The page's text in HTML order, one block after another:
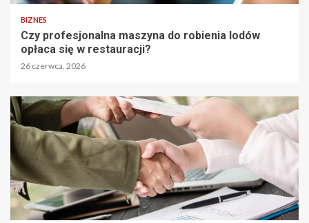
BIZNES
Czy profesjonalna maszyna do robienia lodów
opłaca się w restauracji?
26 czerwca, 2026